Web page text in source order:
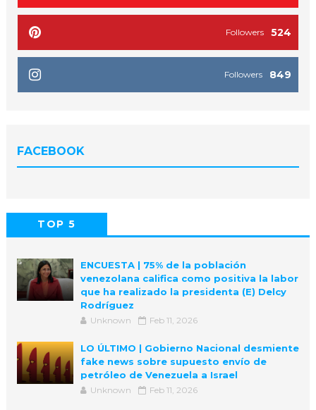
524
Followers
849
Followers
FACEBOOK
TOP 5
ENCUESTA | 75% de la población
venezolana califica como positiva la labor
que ha realizado la presidenta (E) Delcy
Rodríguez
Unknown Feb 11, 2026
LO ÚLTIMO | Gobierno Nacional desmiente
fake news sobre supuesto envío de
petróleo de Venezuela a Israel
Unknown Feb 11, 2026